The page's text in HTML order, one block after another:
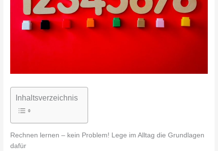
Inhaltsverzeichnis
Rechnen lernen – kein Problem! Lege im Alltag die Grundlagen
dafür